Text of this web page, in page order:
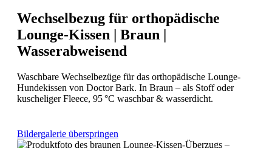
Wechselbezug für orthopädische
Lounge-Kissen | Braun |
Wasserabweisend
Waschbare Wechselbezüge für das orthopädische Lounge-
Hundekissen von Doctor Bark. In Braun – als Stoff oder
kuscheliger Fleece, 95 °C waschbar & wasserdicht.
Bildergalerie überspringen